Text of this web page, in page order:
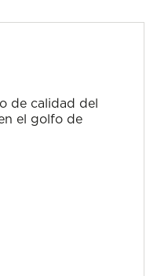
de calidad del
el golfo de